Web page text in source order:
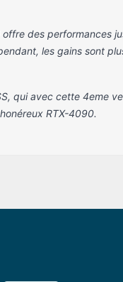
des performances
les gains sont
qui avec cette 4eme
RTX-4090.
- Jouer à
futurs.